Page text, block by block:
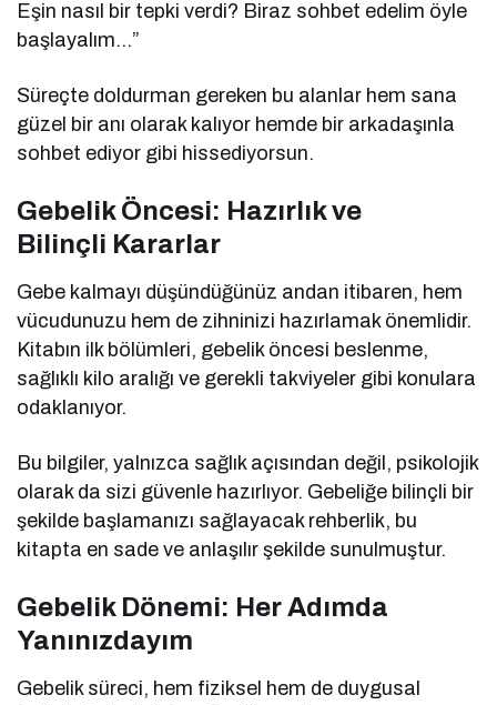
Eşin nasıl bir tepki verdi? Biraz sohbet edelim öyle
başlayalım…”
Süreçte doldurman gereken bu alanlar hem sana
güzel bir anı olarak kalıyor hemde bir arkadaşınla
sohbet ediyor gibi hissediyorsun.
Gebelik Öncesi: Hazırlık ve
Bilinçli Kararlar
Gebe kalmayı düşündüğünüz andan itibaren, hem
vücudunuzu hem de zihninizi hazırlamak önemlidir.
Kitabın ilk bölümleri, gebelik öncesi beslenme,
sağlıklı kilo aralığı ve gerekli takviyeler gibi konulara
odaklanıyor.
Bu bilgiler, yalnızca sağlık açısından değil, psikolojik
olarak da sizi güvenle hazırlıyor. Gebeliğe bilinçli bir
şekilde başlamanızı sağlayacak rehberlik, bu
kitapta en sade ve anlaşılır şekilde sunulmuştur.
Gebelik Dönemi: Her Adımda
Yanınızdayım
Gebelik süreci, hem fiziksel hem de duygusal